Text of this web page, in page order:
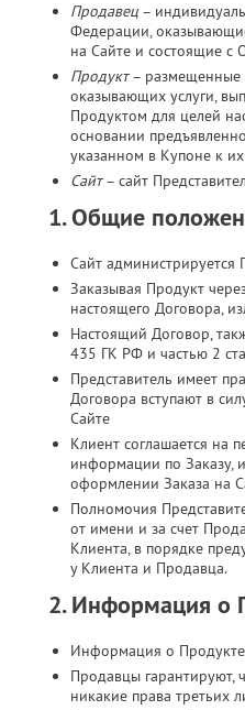
Продавец –
Федерации,
на Сайте и состоящие
Продукт– размещенные
оказывающих услуги,
Продуктом для целей
основании
указанном в Купоне к
Сайт– сайт
1. Общие
Сайт
Заказывая Продукт
настоящего Договора,
Настоящий Договор,
435 ГК РФ и частью 2
Представитель имеет
Договора вступают в
Сайте
Клиент соглашается на
информации по Заказу,
оформлении Заказа на
Полномочия
от имени и за счет
Клиента, в порядке
у Клиента и Продавца.
2. Информация о
Информация о Продукте
Продавцы гарантируют,
никакие права третьих